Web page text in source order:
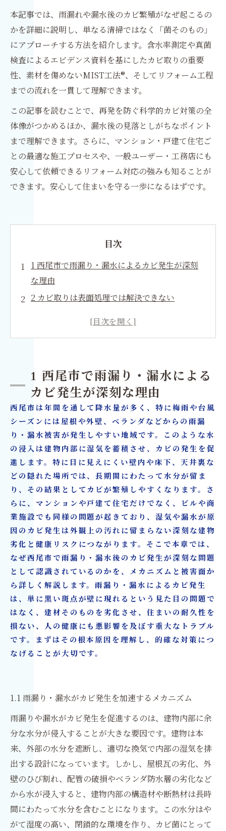
本記事では、雨漏れや漏水後のカビ繁殖がなぜ起こるの
かを詳細に説明し、単なる清掃ではなく「菌そのもの」
にアプローチする方法を紹介します。含水率測定や真菌
検査によるエビデンス資料を基にしたカビ取りの重要
性、素材を傷めないMIST工法®、そしてリフォーム工程
までの流れを一貫して理解できます。
この記事を読むことで、再発を防ぐ科学的カビ対策の全
体像がつかめるほか、漏水後の見落としがちなポイント
まで理解できます。さらに、マンション・戸建て住宅ご
との最適な施工プロセスや、一般ユーザー・工務店にも
安心して依頼できるリフォーム対応の強みも知ることが
できます。安心して住まいを守る一歩になるはずです。
目次
1 西尾市で雨漏り・漏水によるカビ発生が深刻
な理由
2 カビ取りは表面処理では解決できない
7 お客様別対応 ― 工務店・ハウスメーカー・一
般ユーザーにも安心
8 再発を防ぐ防カビ対策の具体例
9 実際の施工事例：西尾市の成功ケース集
10 よくある質問（FAQ）と専門家からの回答
カビ取り・カビ対策はカビバスターズ大阪／カ
ビ取リフォーム名古屋・東京へ
1 西尾市で雨漏り・漏水による
カビ発生が深刻な理由
西尾市は年間を通して降水量が多く、特に梅雨や台風
シーズンには屋根や外壁、ベランダなどからの雨漏
り・漏水被害が発生しやすい地域です。このような水
の浸入は建物内部に湿気を蓄積させ、カビの発生を促
進します。特に目に見えにくい壁内や床下、天井裏な
どの隠れた場所では、長期間にわたって水分が留ま
り、その結果としてカビが繁殖しやすくなります。さ
らに、マンションや戸建て住宅だけでなく、ビルや商
業施設でも同様の問題が起きており、湿気や漏水が原
因のカビ発生は外観上の汚れに留まらない深刻な建物
劣化と健康リスクにつながります。そこで本章では、
なぜ西尾市で雨漏り・漏水後のカビ発生が深刻な問題
として認識されているのかを、メカニズムと被害面か
ら詳しく解説します。雨漏り・漏水によるカビ発生
は、単に黒い斑点が壁に現れるという見た目の問題で
はなく、建材そのものを劣化させ、住まいの耐久性を
損ない、人の健康にも悪影響を及ぼす重大なトラブル
です。まずはその根本原因を理解し、的確な対策につ
なげることが大切です。
1.1 雨漏り・漏水がカビ発生を加速するメカニズム
雨漏りや漏水がカビ発生を促進するのは、建物内部に余
分な水分が侵入することが大きな要因です。建物は本
来、外部の水分を遮断し、適切な換気で内部の湿気を排
出する設計になっています。しかし、屋根瓦の劣化、外
壁のひび割れ、配管の破損やベランダ防水層の劣化など
から水が浸入すると、建物内部の構造材や断熱材は長時
間にわたって水分を含むことになります。この水分はや
がて湿度の高い、閉鎖的な環境を作り、カビ菌にとって